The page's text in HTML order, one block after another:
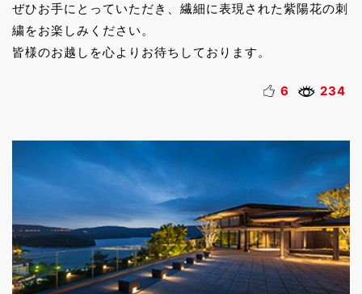
ぜひお手にとっていただき、繊細に表現された紫陽花の刺
繍をお楽しみください。
皆様のお越しを心よりお待ちしております。
6 234